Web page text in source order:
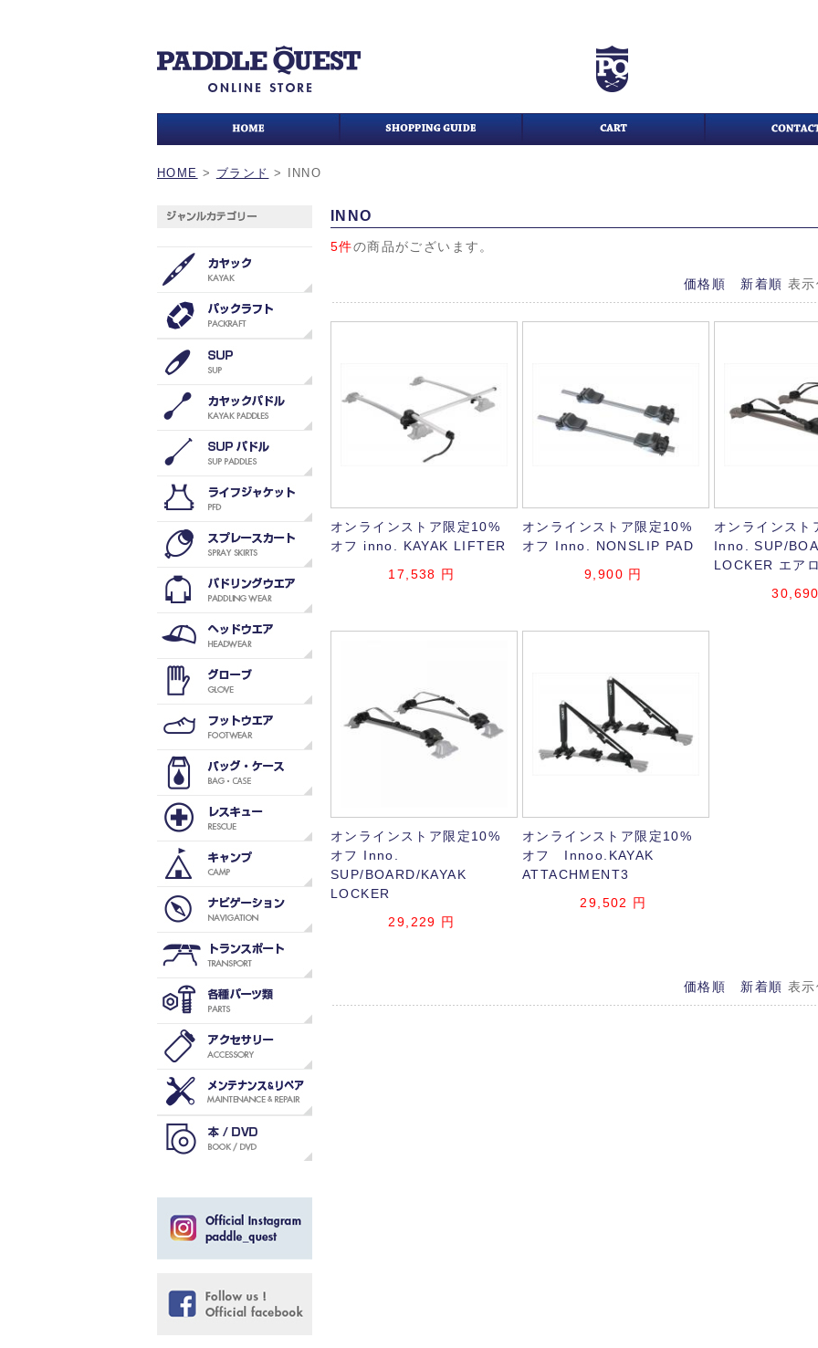
HOME > ブランド > INNO
INNO
5件の商品がございます。
価格順 新着順 表
オンラインストア限定10%
オフ inno. KAYAK LIFTER
17,538 円
オンラインストア限定10%
オフ Inno. NONSLIP PAD
9,900 円
オンラインスト
Inno. SUP/
LOCKER エア
オンラインストア限定10%
オフ Inno.
SUP/BOARD/KAYAK
LOCKER
29,229 円
オンラインストア限定10%
オフ Innoo.KAYAK
ATTACHMENT3
29,502 円
価格順 新着順 表